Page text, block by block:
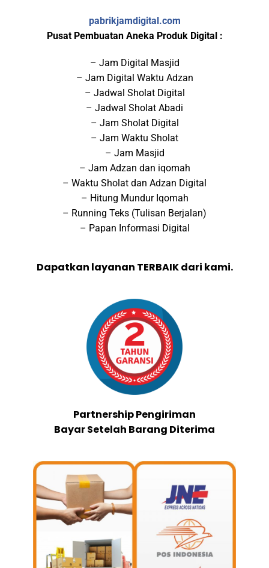
pabrikjamdigital.com
Pusat Pembuatan Aneka Produk Digital :
– Jam Digital Masjid
– Jam Digital Waktu Adzan
– Jadwal Sholat Digital
– Jadwal Sholat Abadi
– Jam Sholat Digital
– Jam Waktu Sholat
– Jam Masjid
– Jam Adzan dan iqomah
– Waktu Sholat dan Adzan Digital
– Hitung Mundur Iqomah
– Running Teks (Tulisan Berjalan)
– Papan Informasi Digital
Dapatkan layanan TERBAIK dari kami.
Partnership Pengiriman
Bayar Setelah Barang Diterima